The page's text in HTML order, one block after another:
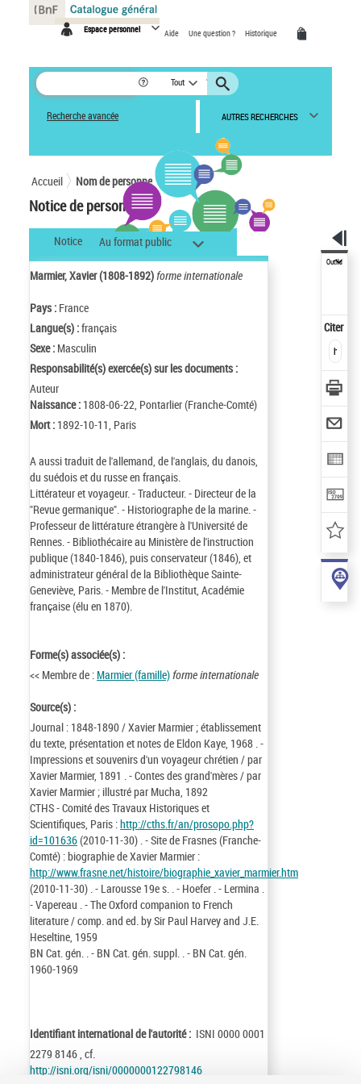
Espace personnel Aide Une question ? Historique
Tout
Recherche avancée AUTRES RECHERCHES
Accueil Nom de personne
Notice de personne
Notice Au format public
Marmier, Xavier (1808-1892)forme internationale
Pays : France
Langue(s) :français
Sexe : Masculin
Responsabilité(s) exercée(s) sur les documents :
Auteur
Naissance : 1808-06-22, Pontarlier (Franche-Comté)
Mort : 1892-10-11, Paris
A aussi traduit de l'allemand, de l'anglais, du danois,
du suédois et du russe en français.
Littérateur et voyageur. - Traducteur. - Directeur de la
"Revue germanique". - Historiographe de la marine. -
Professeur de littérature étrangère à l'Université de
Rennes. - Bibliothécaire au Ministère de l'instruction
publique (1840-1846), puis conservateur (1846), et
administrateur général de la Bibliothèque Sainte-
Geneviève, Paris. - Membre de l'Institut, Académie
française (élu en 1870).
Forme(s) associée(s) :
<< Membre de : Marmier (famille)forme internationale
Source(s) :
Journal : 1848-1890 / Xavier Marmier ; établissement
du texte, présentation et notes de Eldon Kaye, 1968 . -
Impressions et souvenirs d'un voyageur chrétien / par
Xavier Marmier, 1891 . - Contes des grand'mères / par
Xavier Marmier ; illustré par Mucha, 1892
CTHS - Comité des Travaux Historiques et
Scientifiques, Paris :http://cths.fr/an/prosopo.php?
id=101636(2010-11-30) . - Site de Frasnes (Franche-
Comté) : biographie de Xavier Marmier :
http://www.frasne.net/histoire/biographie_xavier_marmier.htm
(2010-11-30) . - Larousse 19e s. . - Hoefer . - Lermina .
- Vapereau . - The Oxford companion to French
literature / comp. and ed. by Sir Paul Harvey and J.E.
Heseltine, 1959
BN Cat. gén. . - BN Cat. gén. suppl. . - BN Cat. gén.
1960-1969
Identifiant international de l'autorité : ISNI 0000 0001
2279 8146 , cf.
http://isni.org/isni/0000000122798146
Outils
Citer
Panneau de gestion des cookies